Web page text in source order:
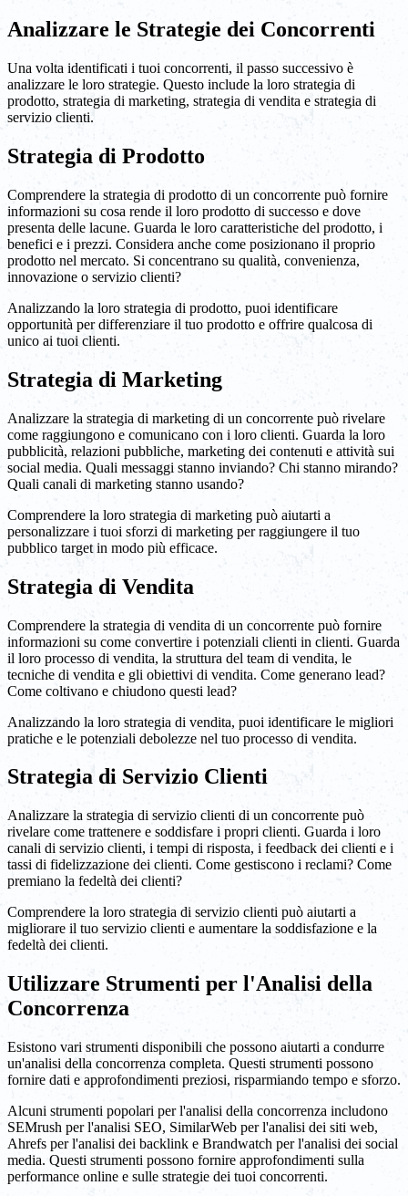
Analizzare le Strategie dei Concorrenti
Una volta identificati i tuoi concorrenti, il passo successivo è
analizzare le loro strategie. Questo include la loro strategia di
prodotto, strategia di marketing, strategia di vendita e strategia di
servizio clienti.
Strategia di Prodotto
Comprendere la strategia di prodotto di un concorrente può fornire
informazioni su cosa rende il loro prodotto di successo e dove
presenta delle lacune. Guarda le loro caratteristiche del prodotto, i
benefici e i prezzi. Considera anche come posizionano il proprio
prodotto nel mercato. Si concentrano su qualità, convenienza,
innovazione o servizio clienti?
Analizzando la loro strategia di prodotto, puoi identificare
opportunità per differenziare il tuo prodotto e offrire qualcosa di
unico ai tuoi clienti.
Strategia di Marketing
Analizzare la strategia di marketing di un concorrente può rivelare
come raggiungono e comunicano con i loro clienti. Guarda la loro
pubblicità, relazioni pubbliche, marketing dei contenuti e attività sui
social media. Quali messaggi stanno inviando? Chi stanno mirando?
Quali canali di marketing stanno usando?
Comprendere la loro strategia di marketing può aiutarti a
personalizzare i tuoi sforzi di marketing per raggiungere il tuo
pubblico target in modo più efficace.
Strategia di Vendita
Comprendere la strategia di vendita di un concorrente può fornire
informazioni su come convertire i potenziali clienti in clienti. Guarda
il loro processo di vendita, la struttura del team di vendita, le
tecniche di vendita e gli obiettivi di vendita. Come generano lead?
Come coltivano e chiudono questi lead?
Analizzando la loro strategia di vendita, puoi identificare le migliori
pratiche e le potenziali debolezze nel tuo processo di vendita.
Strategia di Servizio Clienti
Analizzare la strategia di servizio clienti di un concorrente può
rivelare come trattenere e soddisfare i propri clienti. Guarda i loro
canali di servizio clienti, i tempi di risposta, i feedback dei clienti e i
tassi di fidelizzazione dei clienti. Come gestiscono i reclami? Come
premiano la fedeltà dei clienti?
Comprendere la loro strategia di servizio clienti può aiutarti a
migliorare il tuo servizio clienti e aumentare la soddisfazione e la
fedeltà dei clienti.
Utilizzare Strumenti per l'Analisi della
Concorrenza
Esistono vari strumenti disponibili che possono aiutarti a condurre
un'analisi della concorrenza completa. Questi strumenti possono
fornire dati e approfondimenti preziosi, risparmiando tempo e sforzo.
Alcuni strumenti popolari per l'analisi della concorrenza includono
SEMrush per l'analisi SEO, SimilarWeb per l'analisi dei siti web,
Ahrefs per l'analisi dei backlink e Brandwatch per l'analisi dei social
media. Questi strumenti possono fornire approfondimenti sulla
performance online e sulle strategie dei tuoi concorrenti.